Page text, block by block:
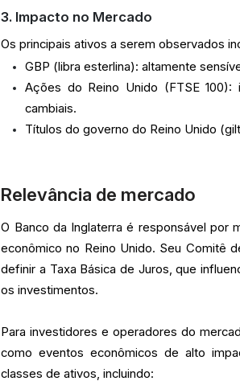
3. Impacto no Mercado
Os principais ativos a serem observados
GBP (libra esterlina): altamente
Ações do Reino Unido (FTSE
cambiais.
Títulos do governo do Reino Unido
Relevância de mercado
O Banco da Inglaterra é responsável por
econômico no Reino Unido. Seu Comitê
definir a Taxa Básica de Juros, que
os investimentos.
Para investidores e operadores do
como eventos econômicos de alto
classes de ativos, incluindo: